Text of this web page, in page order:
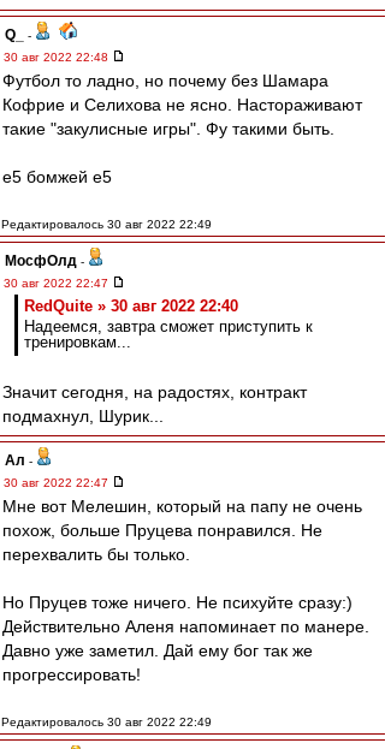
Q_
-
30 авг 2022 22:48
Футбол то ладно, но почему без Шамара
Кофрие и Селихова не ясно. Настораживают
такие "закулисные игры". Фу такими быть.
е5 бомжей е5
Редактировалось 30 авг 2022 22:49
МосфОлд -
30 авг 2022 22:47
RedQuite » 30 авг 2022 22:40
Надеемся, завтра сможет приступить к
тренировкам...
Значит сегодня, на радостях, контракт
подмахнул, Шурик...
Ал -
30 авг 2022 22:47
Мне вот Мелешин, который на папу не очень
похож, больше Пруцева понравился. Не
перехвалить бы только.
Но Пруцев тоже ничего. Не психуйте сразу:)
Действительно Аленя напоминает по манере.
Давно уже заметил. Дай ему бог так же
прогрессировать!
Редактировалось 30 авг 2022 22:49